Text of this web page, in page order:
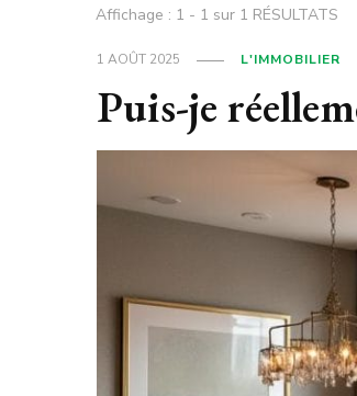
Affichage : 1 - 1 sur 1 RÉSULTATS
1 AOÛT 2025 L'IMMOBILIER
Puis-je